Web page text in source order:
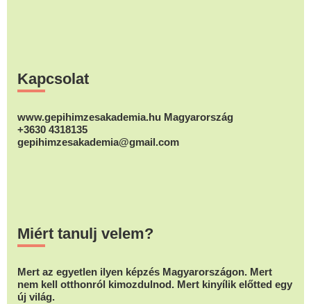
Kapcsolat
www.gepihimzesakademia.hu Magyarország
+3630 4318135
gepihimzesakademia@gmail.com
Miért tanulj velem?
Mert az egyetlen ilyen képzés Magyarországon. Mert
nem kell otthonról kimozdulnod. Mert kinyílik előtted egy
új világ.